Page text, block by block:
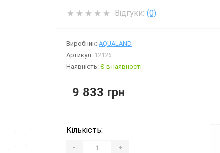
Відгуки: (0)
Виробник: AQUALAND
Артикул: 12126
Наявність: Є в наявності
9 833 грн
Кількість:
- +